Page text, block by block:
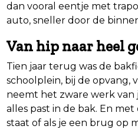
dan vooral eentje met
auto, sneller door de
Van hip naar heel
Tien jaar terug was de
schoolplein, bij de opvang,
neemt het zware werk van
alles past in de bak. En
staat of als je een brug op